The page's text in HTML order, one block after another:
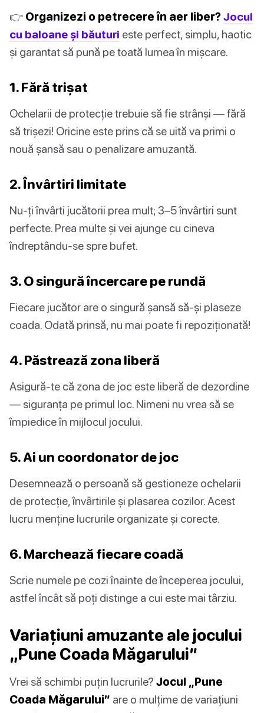
👉 Organizezi o petrecere în aer liber?Jocul
cu baloane și băuturi este perfect, simplu, haotic
și garantat să pună pe toată lumea în mișcare.
1. Fără trișat
Ochelarii de protecție trebuie să fie strânși — fără
să trișezi! Oricine este prins că se uită va primi o
nouă șansă sau o penalizare amuzantă.
2. Învârtiri limitate
Nu-ți învârti jucătorii prea mult; 3–5 învârtiri sunt
perfecte. Prea multe și vei ajunge cu cineva
îndreptându-se spre bufet.
3. O singură încercare pe rundă
Fiecare jucător are o singură șansă să-și plaseze
coada. Odată prinsă, nu mai poate fi repoziționată!
4. Păstrează zona liberă
Asigură-te că zona de joc este liberă de dezordine
— siguranța pe primul loc. Nimeni nu vrea să se
împiedice în mijlocul jocului.
5. Ai un coordonator de joc
Desemnează o persoană să gestioneze ochelarii
de protecție, învârtirile și plasarea cozilor. Acest
lucru menține lucrurile organizate și corecte.
6. Marchează fiecare coadă
Scrie numele pe cozi înainte de începerea jocului,
astfel încât să poți distinge a cui este mai târziu.
Variațiuni amuzante ale jocului
„Pune Coada Măgarului”
Vrei să schimbi puțin lucrurile? Jocul „Pune
Coada Măgarului” are o mulțime de variațiuni